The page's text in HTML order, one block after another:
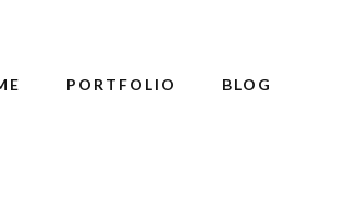
PORTFOLIO BLOG